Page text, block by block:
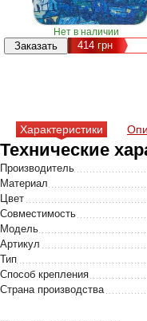
Нет в наличии
414грн
Характеристики
Технические
Производитель
Материал
Цвет
Совместимость
Модель
Артикул
Тип
Способ крепления
Страна производства